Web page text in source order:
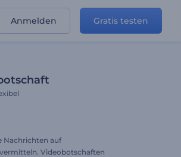
Anmelden Gratis testen
Nachrichten auf
Videobotschaften